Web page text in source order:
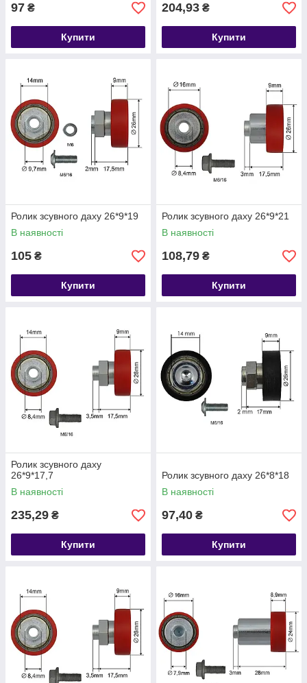
97 ₴
Купити
204,93 ₴
Купити
Ролик зсувного даху 26*9*19
В наявності
105 ₴
Купити
Ролик зсувного даху 26*9*21
В наявності
108,79 ₴
Купити
Ролик зсувного даху
26*9*17,7
В наявності
235,29 ₴
Купити
Ролик зсувного даху 26*8*18
В наявності
97,40 ₴
Купити